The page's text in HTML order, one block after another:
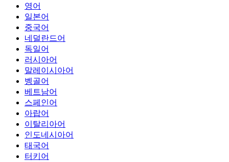
영어
일본어
중국어
네덜란드어
독일어
러시아어
말레이시아어
벵골어
베트남어
스페인어
아랍어
이탈리아어
인도네시아어
태국어
터키어